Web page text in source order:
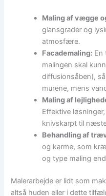
Maling af vægge
glansgrader og
atmosfære.
Facademaling: En
malingen skal
diffusionsåben),
murene, mens
Maling af
Effektive
knivskarpt til
Behandling af
og karme, som
og type maling
Malerarbejde er lidt som
altså huden eller i dette